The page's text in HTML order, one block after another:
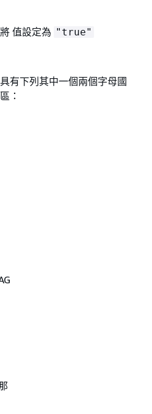
值設定為 "true"
有下列其中一個兩個字母國
：